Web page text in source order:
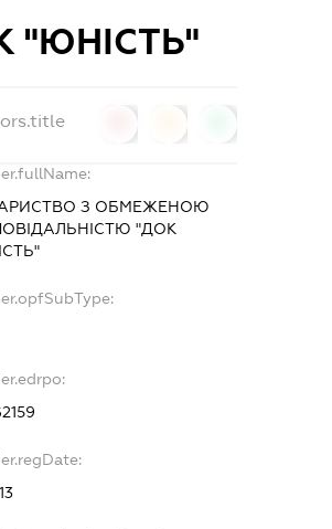
"ЮНІСТЬ"
З ОБМЕЖЕНОЮ
"ДОК